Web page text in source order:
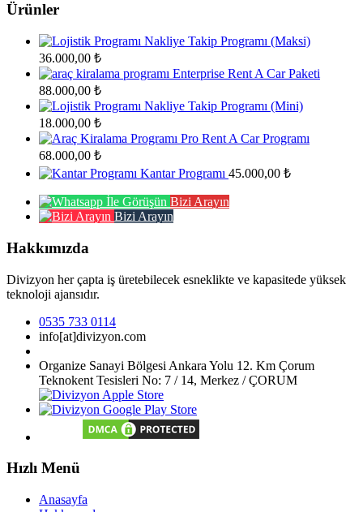
Ürünler
Nakliye Takip Programı (Maksi)
36.000,00 ₺
Enterprise Rent A Car Paketi
88.000,00 ₺
Nakliye Takip Programı (Mini)
18.000,00 ₺
Pro Rent A Car Programı
68.000,00 ₺
Kantar Programı 45.000,00 ₺
Bizi Arayın
Bizi Arayın
Hakkımızda
Divizyon her çapta iş üretebilecek esneklikte ve kapasitede yüksek
teknoloji ajansıdır.
0535 733 0114
info[at]divizyon.com
Organize Sanayi Bölgesi Ankara Yolu 12. Km Çorum
Teknokent Tesisleri No: 7 / 14, Merkez / ÇORUM
Hızlı Menü
Anasayfa